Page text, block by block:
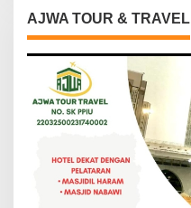
AJWA TOUR & TRAVEL